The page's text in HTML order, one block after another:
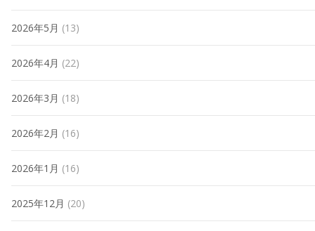
2026年5月 (13)
2026年4月 (22)
2026年3月 (18)
2026年2月 (16)
2026年1月 (16)
2025年12月 (20)